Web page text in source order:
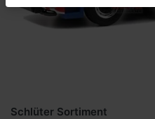
Schlüter Sortiment